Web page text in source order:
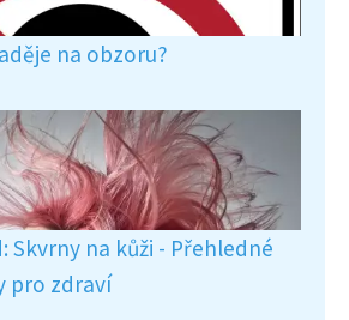
na obzoru?
Skvrny na kůži - Přehledné
pro zdraví